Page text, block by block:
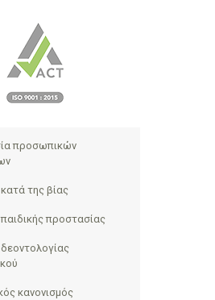
προσωπικών
της βίας
προστασίας
κανονισμός